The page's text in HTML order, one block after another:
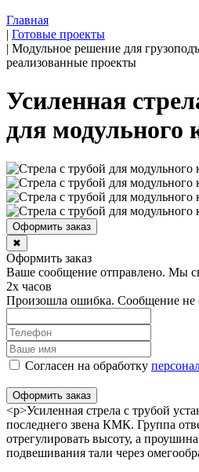
Главная
| Готовые проекты
| Модульное решение для
реализованные проекты
Усиленная
для
Оформить заказ
✖
Оформить заказ
Ваше сообщение отправлено. Мы
2х часов
Произошла ошибка. Сообщение не
Согласен на обработку
Оформить заказ
<p>Усиленная стрела с трубой
последнего звена КМК. Группа
отрегулировать высоту, а
подвешивания тали через